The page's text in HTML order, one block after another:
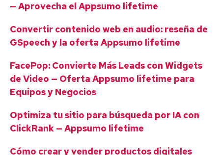
— Aprovecha el Appsumo lifetime
Convertir contenido web en audio: reseña de
GSpeech y la oferta Appsumo lifetime
FacePop: Convierte Más Leads con Widgets
de Video — Oferta Appsumo lifetime para
Equipos y Negocios
Optimiza tu sitio para búsqueda por IA con
ClickRank — Appsumo lifetime
Cómo crear y vender productos digitales